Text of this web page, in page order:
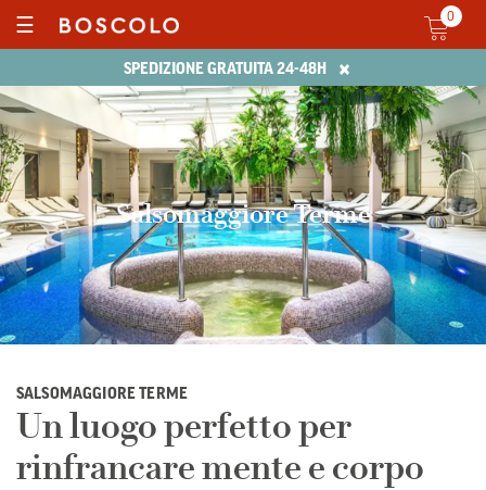
SPEDIZIONE GRATUITA 24-48H ×
☰ 0
Salsomaggiore Terme
SALSOMAGGIORE TERME
Un luogo perfetto per
rinfrancare mente e corpo